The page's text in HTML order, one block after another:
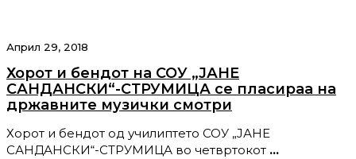
Април 29, 2018
Хорот и бендот на СОУ „ЈАНЕ
САНДАНСКИ“-СТРУМИЦА се пласираа на
државните музички смотри
Хорот и бендот од училиптето СОУ „ЈАНЕ
САНДАНСКИ“-СТРУМИЦА во четвртокот …